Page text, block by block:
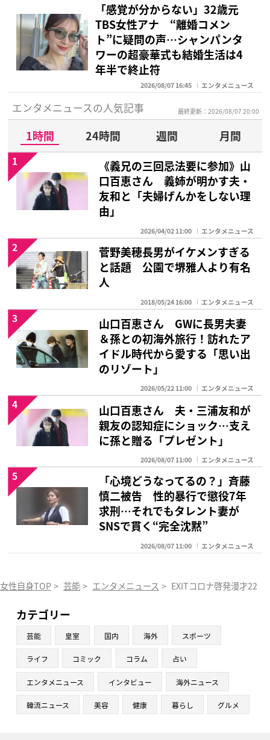
「感覚が分からない」32歳元
TBS女性アナ “離婚コメン
ト”に疑問の声…シャンパンタ
ワーの超豪華式も結婚生活は4
年半で終止符
2026/08/07 16:45 エンタメニュース
エンタメニュースの人気記事 最終更新：2026/08/07 20:00
1時間 24時間 週間
月間
《義兄の三回忌法要に参加》山
口百恵さん 義姉が明かす夫・
友和と「夫婦げんかをしない理
由」
2026/04/02 11:00 エンタメニュース
1
菅野美穂長男がイケメンすぎる
と話題 公園で堺雅人より有名
人
2018/05/24 16:00 エンタメニュース
2
山口百恵さん GWに長男夫妻
＆孫との初海外旅行！訪れたア
イドル時代から愛する「思い出
のリゾート」
2026/05/22 11:00 エンタメニュース
3
山口百恵さん 夫・三浦友和が
親友の認知症にショック…支え
に孫と贈る「プレゼント」
2026/08/07 11:00 エンタメニュース
4
「心境どうなってるの？」斉藤
慎二被告 性的暴行で懲役7年
求刑…それでもタレント妻が
SNSで貫く“完全沈黙”
2026/08/07 11:00 エンタメニュース
5
女性自身TOP > 芸能 > エンタメニュース > EXITコロナ啓発漫才22
カテゴリー
芸能 皇室 国内 海外 スポーツ
ライフ コミック コラム 占い
エンタメニュース インタビュー 海外ニュース
韓流ニュース 美容 健康 暮らし グルメ